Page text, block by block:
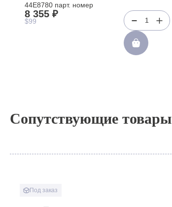
x3200(44E8780)
44E8780 парт. номер
8 355 ₽
$99 1
Сопутствующие товары
Под заказ